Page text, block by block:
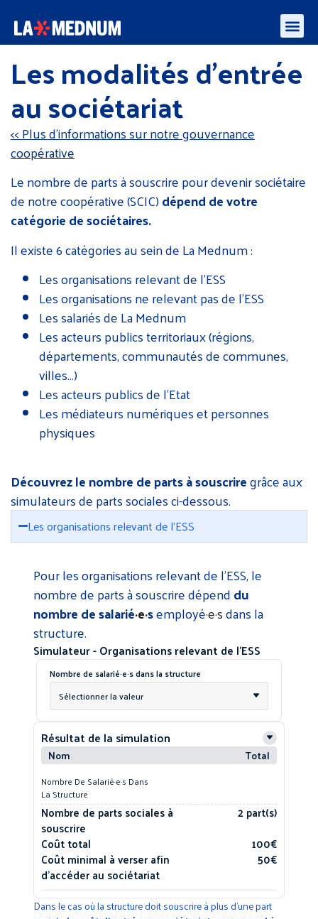
Les modalités d'entrée
au sociétariat
<< Plus d’informations sur notre gouvernance
coopérative
Le nombre de parts à souscrire pour devenir sociétaire
de notre coopérative (SCIC)dépend de votre
catégorie de sociétaires.
Il existe 6 catégories au sein de La Mednum :
Les organisations relevant de l’ESS
Les organisations ne relevant pas de l’ESS
Les salariés de La Mednum
Les acteurs publics territoriaux (régions,
départements, communautés de communes,
villes…)
Les acteurs publics de l’Etat
Les médiateurs numériques et personnes
physiques
Découvrez le nombre de parts à souscriregrâce aux
simulateurs de parts sociales ci-dessous.
Les organisations relevant de l’ESS
Pour les organisations relevant de l’ESS, le
nombre de parts à souscrire dépenddu
nombre de salarié·e·semployé·e·sdans la
structure.
Simulateur - Organisations relevant de l’ESS
Nombre de salarié·e·s dans la structure
Sélectionner la valeur
Résultat de la simulation
Nom Total
Nombre De Salarié·e·s Dans
La Structure
Nombre de parts sociales à
souscrire
2 part(s)
Coût total
100€
Coût minimal à verser afin
d'accéder au sociétariat
50€
Dans le cas où la structure doit souscrire à plus d’une part